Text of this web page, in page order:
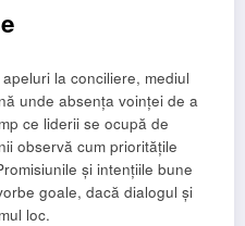
la conciliere, mediul
unde absența voinței de a
ce liderii se ocupă de
observă cum prioritățile
și intențiile bune
goale, dacă dialogul și
loc.